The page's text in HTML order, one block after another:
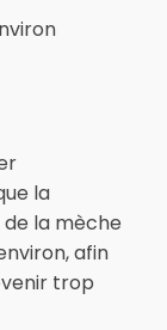
la
de la mèche
afin
trop